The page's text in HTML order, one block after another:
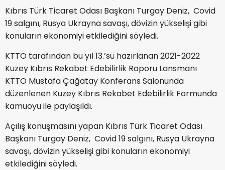
Kıbrıs Türk Ticaret Odası Başkanı Turgay Deniz, Covid
19 salgını, Rusya Ukrayna savaşı, dövizin yükselişi gibi
konuların ekonomiyi etkilediğini söyledi.
KTTO tarafından bu yıl 13.’sü hazırlanan 2021-2022
Kuzey Kıbrıs Rekabet Edebilirlik Raporu Lansmanı
KTTO Mustafa Çağatay Konferans Salonunda
düzenlenen Kuzey Kıbrıs Rekabet Edebilirlik Formunda
kamuoyu ile paylaşıldı.
Açılış konuşmasını yapan Kıbrıs Türk Ticaret Odası
Başkanı Turgay Deniz, Covid 19 salgını, Rusya Ukrayna
savaşı, dövizin yükselişi gibi konuların ekonomiyi
etkilediğini söyledi.